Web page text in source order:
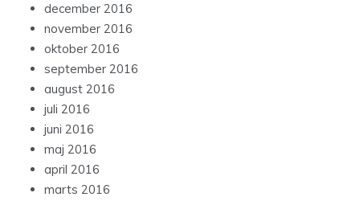
december 2016
november 2016
oktober 2016
september 2016
august 2016
juli 2016
juni 2016
maj 2016
april 2016
marts 2016